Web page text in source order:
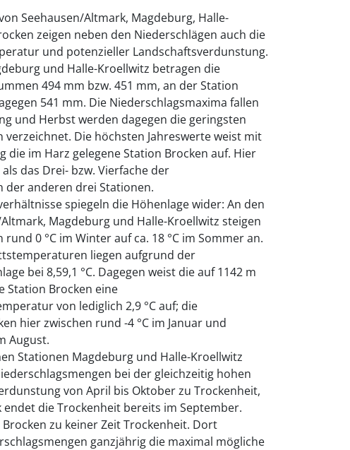
Seehausen/Altmark, Magdeburg, Halle-
zeigen neben den Niederschlägen auch die
und potenzieller Landschaftsverdunstung.
und Halle-Kroellwitz betragen die
494 mm bzw. 451 mm, an der Station
541 mm. Die Niederschlagsmaxima fallen
und Herbst werden dagegen die geringsten
verzeichnet. Die höchsten Jahreswerte weist mit
die im Harz gelegene Station Brocken auf. Hier
das Drei- bzw. Vierfache der
der anderen drei Stationen.
spiegeln die Höhenlage wider: An den
Magdeburg und Halle-Kroellwitz steigen
0 °C im Winter auf ca. 18 °C im Sommer an.
liegen aufgrund der
bei 8,59,1 °C. Dagegen weist die auf 1142 m
Station Brocken eine
von lediglich 2,9 °C auf; die
hier zwischen rund -4 °C im Januar und
August.
Stationen Magdeburg und Halle-Kroellwitz
bei der gleichzeitig hohen
von April bis Oktober zu Trockenheit,
endet die Trockenheit bereits im September.
zu keiner Zeit Trockenheit. Dort
ganzjährig die maximal mögliche